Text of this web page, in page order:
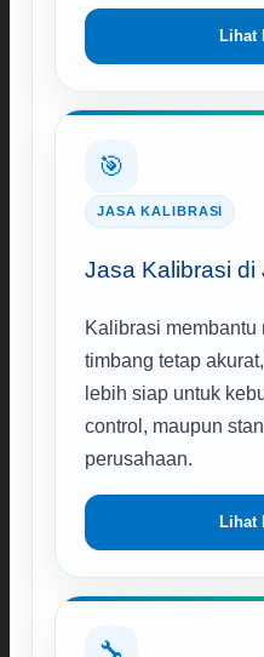
Lihat
🎯
JASA KALIBRASI
Jasa Kalibrasi di
Kalibrasi membantu
timbang tetap
lebih siap untuk
control, maupun
perusahaan.
Lihat